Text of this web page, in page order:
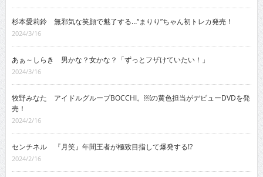
杉本愛莉鈴 無邪気な笑顔で魅了する…“まりり”ちゃん初トレカ発売！
2024/3/16
あぁ～しらき 男かな？女かな？「ずっとフザけていたい！」
2024/3/16
牧野みなた アイドルグループBOCCHI。￼の黄色担当がデビューDVDを発
売！
2024/2/16
センチネル 『月笑』年間王者が極致目指して爆発する!?
2024/2/16